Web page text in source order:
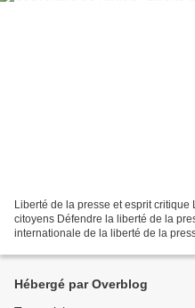
Liberté de la presse et esprit
citoyens Défendre la liberté de la
internationale de la liberté de la
Hébergé par Overblog